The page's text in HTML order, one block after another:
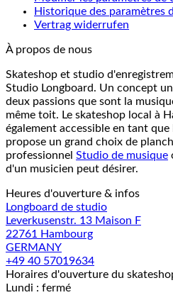
Historique des paramètres
Vertrag widerrufen
À propos de nous
Skateshop et studio
Studio Longboard. Un concept
deux passions que sont la
même toit. Le skateshop local à
également accessible en tant
propose un grand choix de
professionnel Studio de musique
d'un musicien peut désirer.
Heures d'ouverture & infos
Longboard de studio
Leverkusenstr. 13 Maison F
22761 Hambourg
GERMANY
+49 40 57019634
Horaires d'ouverture du
Lundi : fermé